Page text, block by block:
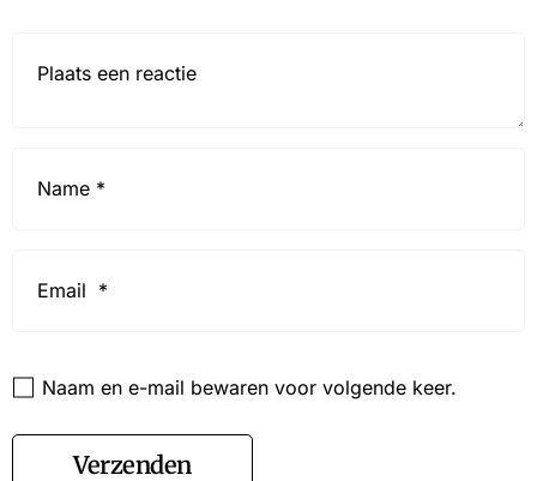
Naam en e-mail bewaren voor volgende keer.
Verzenden